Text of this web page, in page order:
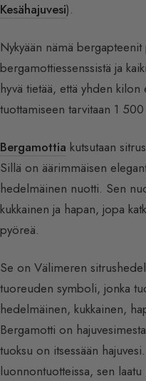
Kesähajuvesi).
Nykyään nämä bergapteenit
bergamottiessenssistä ja
hyvä tietää, että yhden kilon
tuottamiseen tarvitaan 1
Bergamottia kutsutaan
Sillä on äärimmäisen
hedelmäinen nuotti. Sen
kukkainen ja hapan, jopa
pyöreä.
Se on Välimeren
tuoreuden symboli, jonka
hedelmäinen, kukkainen,
Bergamotti on
tuoksu on itsessään
luonnontuotteissa, sen